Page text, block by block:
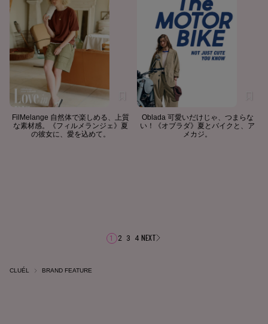
FilMelange 自然体で楽しめる、上質
な素材感。《フィルメランジェ》夏
の彼女に、愛を込めて。
Oblada 可愛いだけじゃ、つまらな
い！《オブラダ》夏とバイクと、ア
メカジ。
1 2 3 4 NEXT
CLUÉL BRAND FEATURE